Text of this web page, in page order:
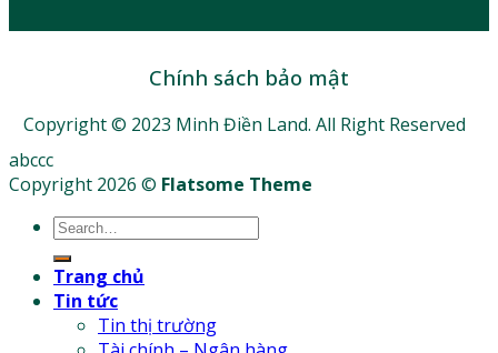
Chính sách bảo mật
Copyright © 2023 Minh Điền Land. All Right Reserved
abccc
Copyright 2026 © Flatsome Theme
Trang chủ
Tin tức
Tin thị trường